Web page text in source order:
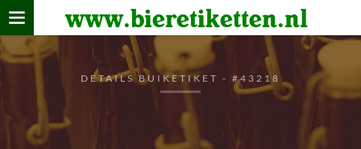
www.bieretiketten.nl
Home
verzamelen
De bierkaart
Bezoekers
DETAILS BUIKETIKET - #43218